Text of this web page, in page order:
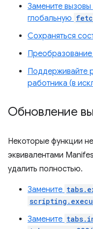
Замените вызовы
глобальную
Сохраняться
Преобразование
Поддерживайте
работника (в
Обновление
Некоторые функции
эквивалентами
удалить полностью.
Замените
Замените